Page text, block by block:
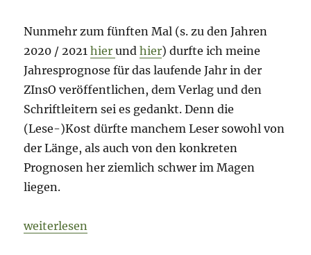
Nunmehr zum fünften Mal (s. zu den Jahren
2020 / 2021hierundhier) durfte ich meine
Jahresprognose für das laufende Jahr in der
ZInsO veröffentlichen, dem Verlag und den
Schriftleitern sei es gedankt. Denn die
(Lese-)Kost dürfte manchem Leser sowohl von
der Länge, als auch von den konkreten
Prognosen her ziemlich schwer im Magen
liegen.
„In eigener Sache: „2022 – Cassandras Blick in die
weiterlesen